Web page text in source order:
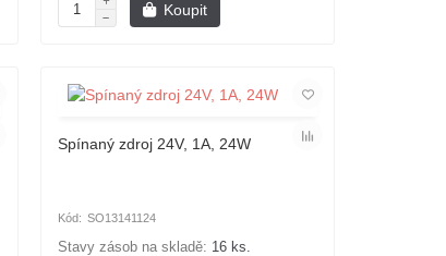
Koupit
Spínaný zdroj 24V, 1A, 24W
SO13141124
Stavy zásob na skladě: 16 ks.